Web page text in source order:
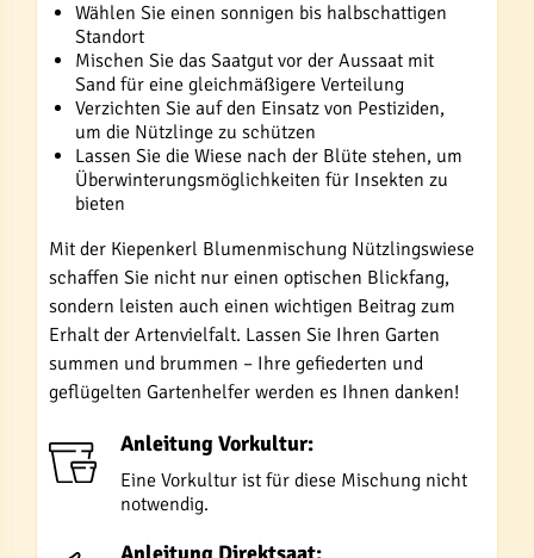
Wählen Sie einen sonnigen bis halbschattigen
Standort
Mischen Sie das Saatgut vor der Aussaat mit
Sand für eine gleichmäßigere Verteilung
Verzichten Sie auf den Einsatz von Pestiziden,
um die Nützlinge zu schützen
Lassen Sie die Wiese nach der Blüte stehen, um
Überwinterungsmöglichkeiten für Insekten zu
bieten
Mit der Kiepenkerl Blumenmischung Nützlingswiese
schaffen Sie nicht nur einen optischen Blickfang,
sondern leisten auch einen wichtigen Beitrag zum
Erhalt der Artenvielfalt. Lassen Sie Ihren Garten
summen und brummen – Ihre gefiederten und
geflügelten Gartenhelfer werden es Ihnen danken!
Anleitung Vorkultur:
Eine Vorkultur ist für diese Mischung nicht
notwendig.